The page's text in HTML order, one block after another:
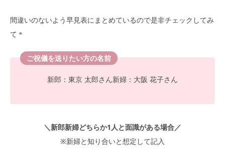
間違いのないよう早見表にまとめているので是非チェックしてみ
て＊
ご祝儀を送りたい方の名前
新郎：東京 太郎さん新婦：大阪 花子さん
＼新郎新婦どちらか1人と面識がある場合／
※新婦と知り合いと想定して記入